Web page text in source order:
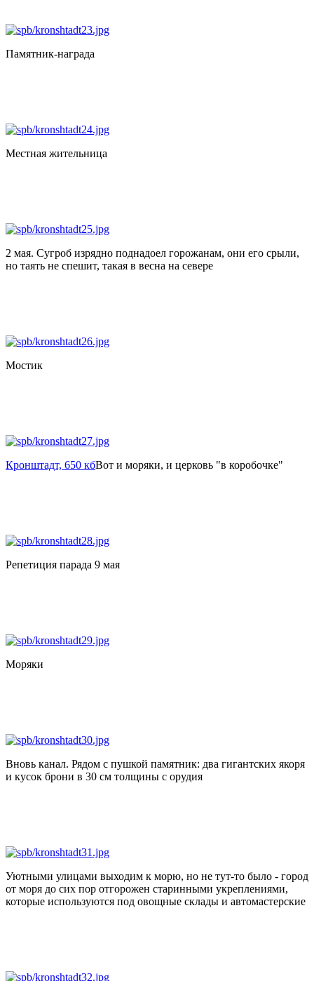
Памятник-награда
Местная жительница
2 мая. Сугроб изрядно поднадоел горожанам, они его срыли,
но таять не спешит, такая в весна на севере
Мостик
Кронштадт, 650 кбВот и моряки, и церковь "в коробочке"
Репетиция парада 9 мая
Моряки
Вновь канал. Рядом с пушкой памятник: два гигантских якоря
и кусок брони в 30 см толщины с орудия
Уютными улицами выходим к морю, но не тут-то было - город
от моря до сих пор отгорожен старинными укреплениями,
которые используются под овощные склады и автомастерские